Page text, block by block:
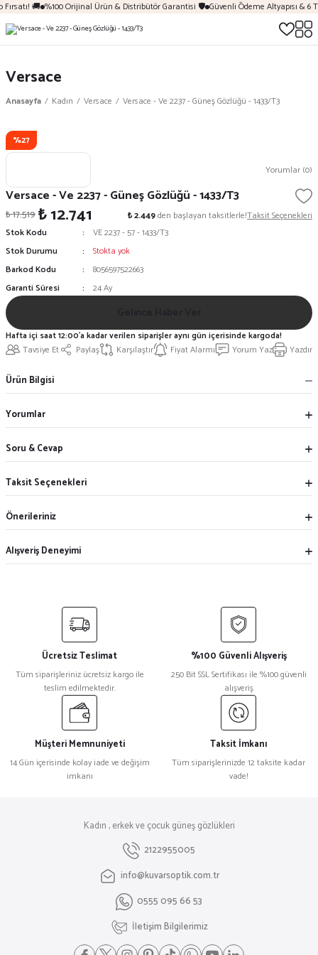
🚚 %100 Orijinal Ürün & Distribütör Garantisi 🛡️ Güvenli Ödeme Altyapısı & 6
Versace
Anasayfa Kadın Versace Versace - Ve 2237 - Güneş Gözlüğü - 1433/T3
%27
Yorumlar (0)
Versace - Ve 2237 - Güneş Gözlüğü - 1433/T3
₺ 17.519₺ 12.741 ₺ 2.449den başlayan taksitlerle!Taksit Seçenekleri
Stok Kodu
VE 2237 - 57 - 1433/T3
Stok Durumu
Stokta yok
Barkod Kodu
8056597522663
Garanti Süresi
24 Ay
Tavsiye Et Paylaş Karşılaştır Fiyat Alarmı Yorum Yaz Yazdır
Hafta içi saat 12:00'a kadar verilen siparişler aynı gün içerisinde kargoda!
Ürün Bilgisi
Yorumlar
Soru & Cevap
Taksit Seçenekleri
Önerileriniz
Alışveriş Deneyimi
Ücretsiz Teslimat
Tüm siparişleriniz ücretsiz kargo ile
teslim edilmektedir.
%100 Güvenli Alışveriş
250 Bit SSL Sertifikası ile %100 güvenli
alışveriş
Müşteri Memnuniyeti
14 Gün içerisinde kolay iade ve değişim
imkanı
Taksit İmkanı
Tüm siparişlerinizde 12 taksite kadar
vade!
Kadın , erkek ve çocuk güneş gözlükleri
2122955005
info@kuvarsoptik.com.tr
0555 095 66 53
İletişim Bilgilerimiz